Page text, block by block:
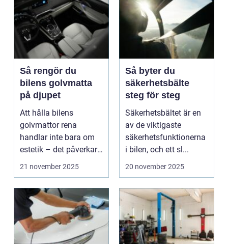
Så rengör du
bilens golvmatta
på djupet
Att hålla bilens
golvmattor rena
handlar inte bara om
estetik – det påverkar
ä...
21 november 2025
Så byter du
säkerhetsbälte
steg för steg
Säkerhetsbältet är en
av de viktigaste
säkerhetsfunktionerna
i bilen, och ett sl...
20 november 2025